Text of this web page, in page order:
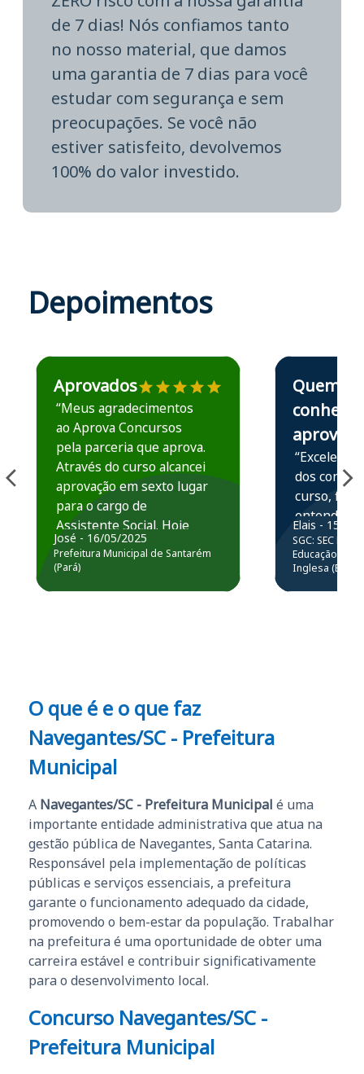
de 7 dias! Nós confiamos tanto
no nosso material, que damos
uma garantia de 7 dias para você
estudar com segurança e sem
preocupações. Se você não
estiver satisfeito, devolvemos
100% do valor investido.
Depoimentos
Estudante José recomenda o Aprova Concursos em
Aprovados
“Meus agradecimentos
ao Aprova Concursos
pela parceria que aprova.
Através do curso alcancei
aprovação em sexto lugar
para o cargo de
Assistente Social. Hoje
estou atuando na
Prefeitura de Santarém.
José - 16/05/2025
Prefeitura Municipal de Santarém
(Pará)
Estudante Elais
Quem
conhece,
aprova
“Excelente
dos
curso,
entender e
prática
resolução
questões.”
Elais - 15/07/
SGC: SEC BA
Educação
Inglesa (Edital
O que é e o que faz
Navegantes/SC - Prefeitura
Municipal
A Navegantes/SC - Prefeitura Municipal é uma
importante entidade administrativa que atua na
gestão pública de Navegantes, Santa Catarina.
Responsável pela implementação de políticas
públicas e serviços essenciais, a prefeitura
garante o funcionamento adequado da cidade,
promovendo o bem-estar da população. Trabalhar
na prefeitura é uma oportunidade de obter uma
carreira estável e contribuir significativamente
para o desenvolvimento local.
Concurso Navegantes/SC -
Prefeitura Municipal